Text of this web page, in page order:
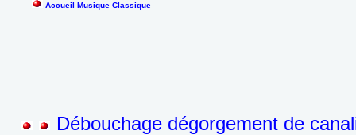
Accueil Musique Classique
Débouchage dégorgement de